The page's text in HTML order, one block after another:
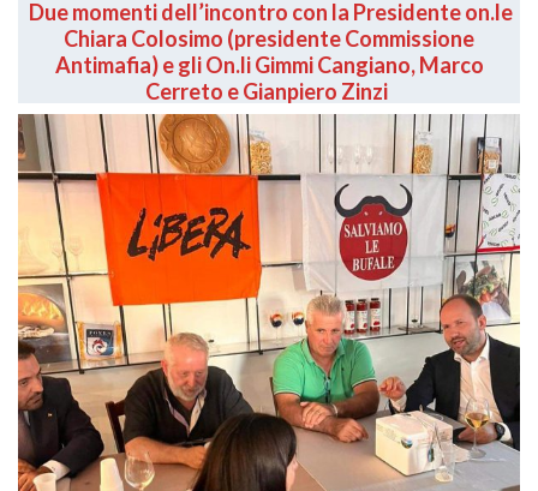
Due momenti dell’incontro con la Presidente on.le
Chiara Colosimo (presidente Commissione
Antimafia) e gli On.li Gimmi Cangiano, Marco
Cerreto e Gianpiero Zinzi